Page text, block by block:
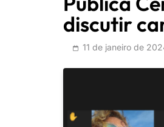
discutir
11 de janeiro de